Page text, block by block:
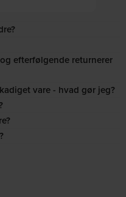
efterfølgende returnerer
vare - hvad gør jeg?